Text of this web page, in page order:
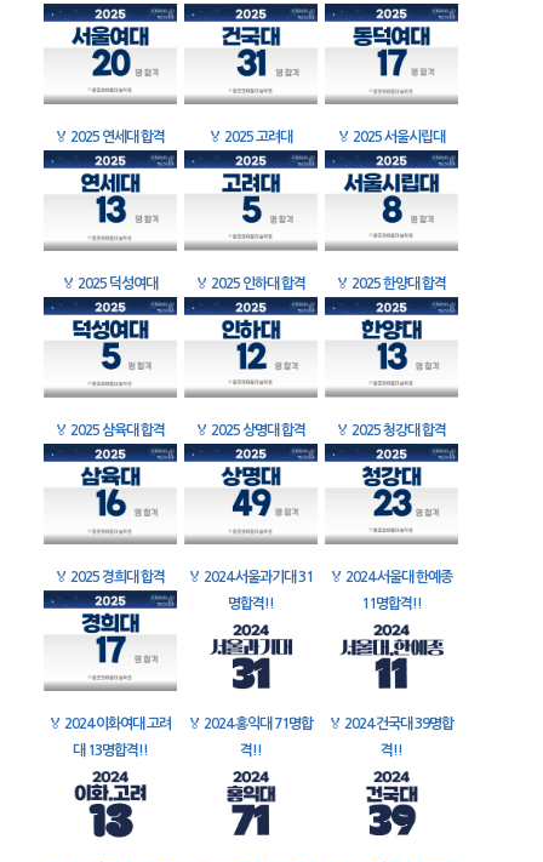
🏅 2025 연세대 합격 🏅 2025 고려대 🏅 2025 서울시립대
🏅 2025 덕성여대 🏅 2025 인하대 합격 🏅 2025 한양대 합격
🏅 2025 삼육대 합격 🏅 2025 상명대 합격 🏅 2025 청강대 합격
🏅 2025 경희대 합격 🏅 2024 서울과기대 31
명합격!!
🏅 2024 서울대 한예종
11명합격!!
🏅 2024 이화여대 고려
대 13명합격!!
🏅 2024 홍익대 71명합
격!!
🏅 2024 건국대 39명합
격!!